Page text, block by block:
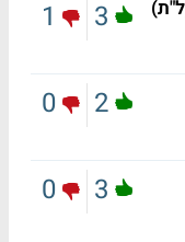
3
1
2
0
3
0